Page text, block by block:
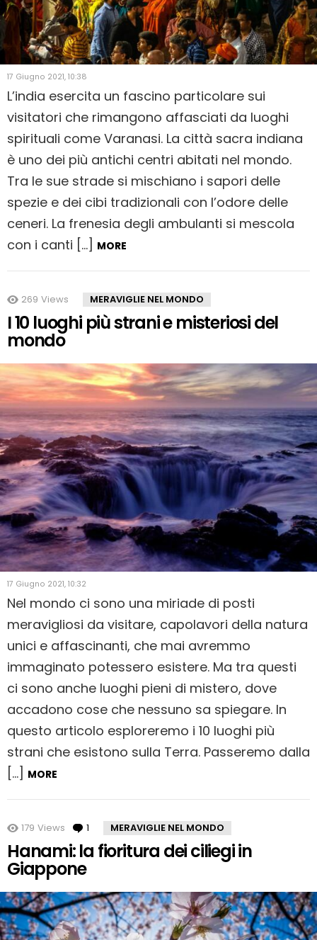
17 Giugno 2021, 10:38
L’india esercita un fascino particolare sui
visitatori che rimangono affasciati da luoghi
spirituali come Varanasi. La città sacra indiana
è uno dei più antichi centri abitati nel mondo.
Tra le sue strade si mischiano i sapori delle
spezie e dei cibi tradizionali con l’odore delle
ceneri. La frenesia degli ambulanti si mescola
con i canti […] MORE
269 Views MERAVIGLIE NEL MONDO
I 10 luoghi più strani e misteriosi del
mondo
17 Giugno 2021, 10:32
Nel mondo ci sono una miriade di posti
meravigliosi da visitare, capolavori della natura
unici e affascinanti, che mai avremmo
immaginato potessero esistere. Ma tra questi
ci sono anche luoghi pieni di mistero, dove
accadono cose che nessuno sa spiegare. In
questo articolo esploreremo i 10 luoghi più
strani che esistono sulla Terra. Passeremo dalla
[…] MORE
179 Views 1 Comment
MERAVIGLIE NEL MONDO
Hanami: la fioritura dei ciliegi in
Giappone